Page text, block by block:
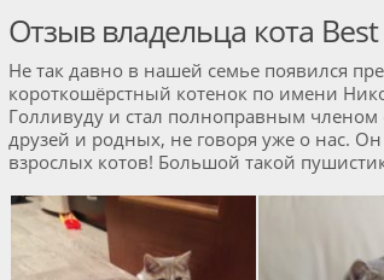
Отзыв владельца кота
Не так давно в нашей семье появился
короткошёрстный котенок по имени
Голливуду и стал полноправным
друзей и родных, не говоря уже о нас.
взрослых котов! Большой такой